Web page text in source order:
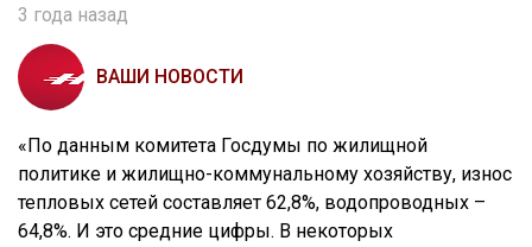
3 года назад
ВАШИ НОВОСТИ
«По данным комитета Госдумы по жилищной
политике и жилищно-коммунальному хозяйству, износ
тепловых сетей составляет 62,8%, водопроводных –
64,8%. И это средние цифры. В некоторых